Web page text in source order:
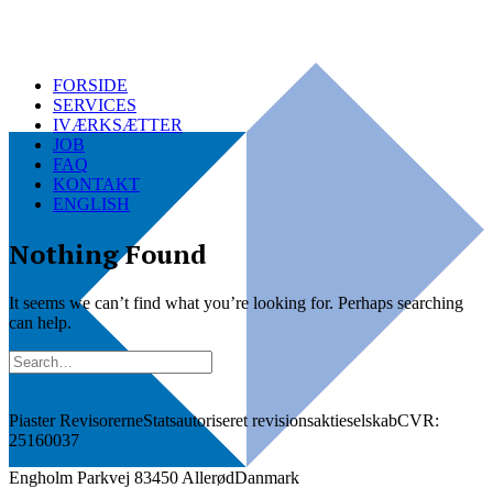
FORSIDE
SERVICES
IVÆRKSÆTTER
JOB
FAQ
KONTAKT
ENGLISH
Nothing Found
It seems we can’t find what you’re looking for. Perhaps searching
can help.
Piaster RevisorerneStatsautoriseret revisionsaktieselskabCVR:
25160037
Engholm Parkvej 83450 AllerødDanmark